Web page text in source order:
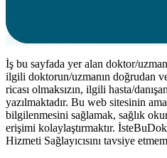
İş bu sayfada yer alan doktor/
ilgili doktorun/uzmanın doğrudan
ricası olmaksızın, ilgili hasta/
yazılmaktadır. Bu web sitesinin
bilgilenmesini sağlamak, sağlık
erişimi kolaylaştırmaktır.
Hizmeti Sağlayıcısını tavsiye